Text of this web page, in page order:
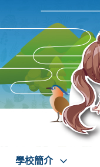
學校簡介